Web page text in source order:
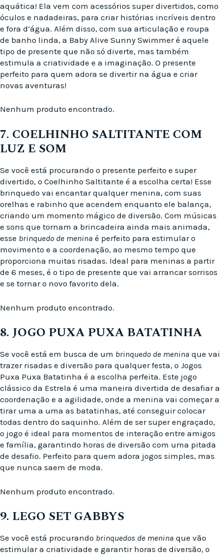
aquática! Ela vem com acessórios super divertidos, como
óculos e nadadeiras, para criar histórias incríveis dentro
e fora d’água. Além disso, com sua articulação e roupa
de banho linda, a Baby Alive Sunny Swimmer é aquele
tipo de presente que não só diverte, mas também
estimula a criatividade e a imaginação. O presente
perfeito para quem adora se divertir na água e criar
novas aventuras!
Nenhum produto encontrado.
7. COELHINHO SALTITANTE COM
LUZ E SOM
Se você está procurando o presente perfeito e super
divertido, o Coelhinho Saltitante é a escolha certa! Esse
brinquedo vai encantar qualquer menina, com suas
orelhas e rabinho que acendem enquanto ele balança,
criando um momento mágico de diversão. Com músicas
e sons que tornam a brincadeira ainda mais animada,
esse brinquedo de menina é perfeito para estimular o
movimento e a coordenação, ao mesmo tempo que
proporciona muitas risadas. Ideal para meninas a partir
de 6 meses, é o tipo de presente que vai arrancar sorrisos
e se tornar o novo favorito dela.
Nenhum produto encontrado.
8. JOGO PUXA PUXA BATATINHA
Se você está em busca de um brinquedo de menina que vai
trazer risadas e diversão para qualquer festa, o Jogos
Puxa Puxa Batatinha é a escolha perfeita. Este jogo
clássico da Estrela é uma maneira divertida de desafiar a
coordenação e a agilidade, onde a menina vai começar a
tirar uma a uma as batatinhas, até conseguir colocar
todas dentro do saquinho. Além de ser super engraçado,
o jogo é ideal para momentos de interação entre amigos
e família, garantindo horas de diversão com uma pitada
de desafio. Perfeito para quem adora jogos simples, mas
que nunca saem de moda.
Nenhum produto encontrado.
9. LEGO SET GABBYS
Se você está procurando brinquedos de menina que vão
estimular a criatividade e garantir horas de diversão, o